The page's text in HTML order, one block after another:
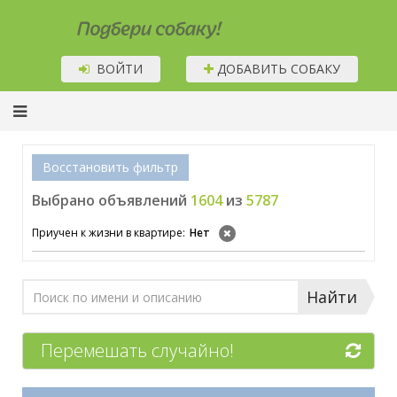
Подбери собаку!
ВОЙТИ ДОБАВИТЬ СОБАКУ
Восстановить фильтр
Выбрано объявлений 1604из 5787
Приучен к жизни в квартире: Нет
Найти
Перемешать случайно!